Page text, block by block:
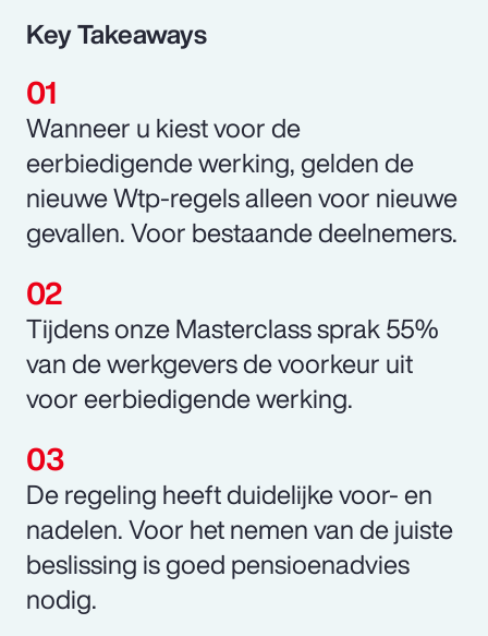
Key Takeaways
Wanneer u kiest voor de
eerbiedigende werking, gelden de
nieuwe Wtp-regels alleen voor nieuwe
gevallen. Voor bestaande deelnemers.
Tijdens onze Masterclass sprak 55%
van de werkgevers de voorkeur uit
voor eerbiedigende werking.
De regeling heeft duidelijke voor- en
nadelen. Voor het nemen van de juiste
beslissing is goed pensioenadvies
nodig.